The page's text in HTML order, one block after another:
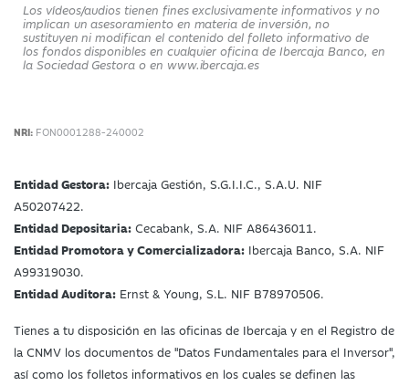
Los vídeos/audios tienen fines exclusivamente informativos y no
implican un asesoramiento en materia de inversión, no
sustituyen ni modifican el contenido del folleto informativo de
los fondos disponibles en cualquier oficina de Ibercaja Banco, en
la Sociedad Gestora o en www.ibercaja.es
NRI: FON0001288-240002
Entidad Gestora: Ibercaja Gestión, S.G.I.I.C., S.A.U. NIF
A50207422.
Entidad Depositaria: Cecabank, S.A. NIF A86436011.
Entidad Promotora y Comercializadora: Ibercaja Banco, S.A. NIF
A99319030.
Entidad Auditora: Ernst & Young, S.L. NIF B78970506.
Tienes a tu disposición en las oficinas de Ibercaja y en el Registro de
la CNMV los documentos de "Datos Fundamentales para el Inversor",
así como los folletos informativos en los cuales se definen las